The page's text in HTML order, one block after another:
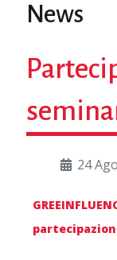
News
24